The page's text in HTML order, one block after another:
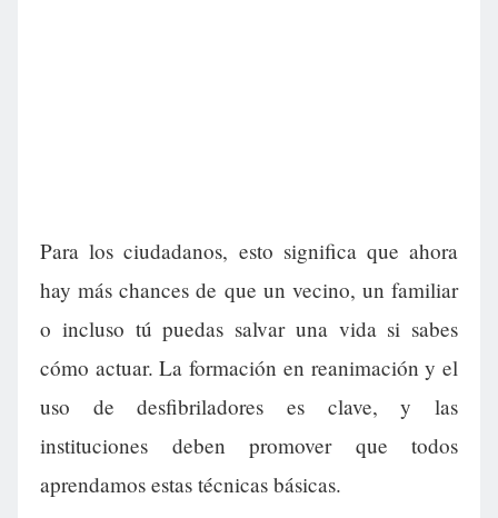
Para los ciudadanos, esto significa que ahora
hay más chances de que un vecino, un familiar
o incluso tú puedas salvar una vida si sabes
cómo actuar. La formación en reanimación y el
uso de desfibriladores es clave, y las
instituciones deben promover que todos
aprendamos estas técnicas básicas.